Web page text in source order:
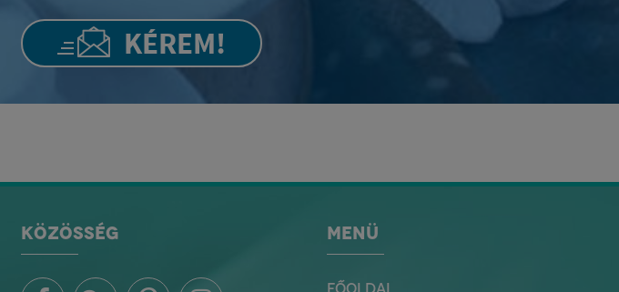
KÉREM!
MENÜ
FŐOLDAL
KÖZÖSSÉG